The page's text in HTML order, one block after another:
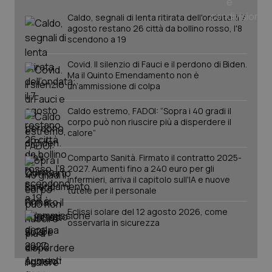
Caldo, segnali di lenta ritirata dell'ondata: il 7
agosto restano 26 città da bollino rosso, l'8
scendono a 19
Covid. Il silenzio di Fauci e il perdono di Biden.
Ma il Quinto Emendamento non è
un’ammissione di colpa
Caldo estremo, FADOI: “Sopra i 40 gradi il
corpo può non riuscire più a disperdere il
calore”
Comparto Sanità. Firmato il contratto 2025-
2027. Aumenti fino a 240 euro per gli
infermieri, arriva il capitolo sull'IA e nuove
tutele per il personale
Eclissi solare del 12 agosto 2026, come
osservarla in sicurezza
PHPSESSID